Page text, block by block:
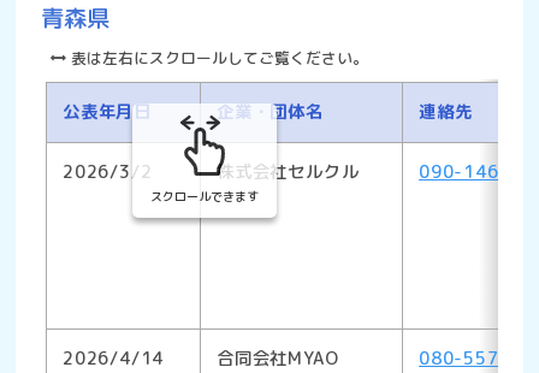
青森県
表は左右にスクロールしてご覧ください。
公表年月日 企業・団体名 連絡先
2026/3/2 株式会社セルクル 090-1466-
2026/4/14 合同会社MYAO 080-5578-
スクロールできます